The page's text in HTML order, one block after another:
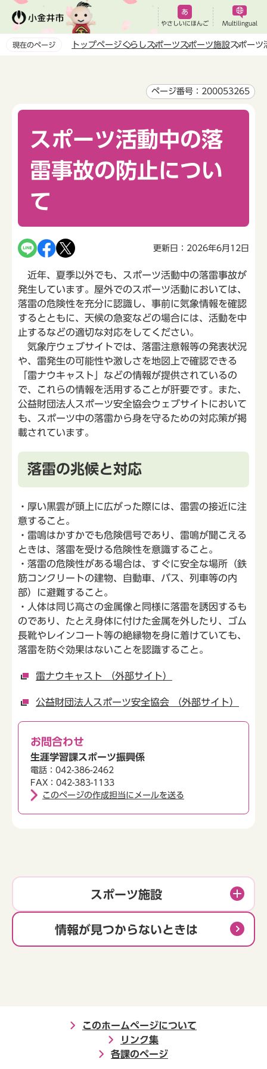
ペ
やさしいにほんご Multilingual
現在のページ トップページくらしスポーツスポーツ施設スポーツ
ページ番号：200053265
スポーツ活動中の落
雷事故の防止につい
て
更新日：2026年6月12日
近年、夏季以外でも、スポーツ活動中の落雷事故が
発生しています。屋外でのスポーツ活動においては、
落雷の危険性を充分に認識し、事前に気象情報を確認
するとともに、天候の急変などの場合には、活動を中
止するなどの適切な対応をしてください。
気象庁ウェブサイトでは、落雷注意報等の発表状況
や、雷発生の可能性や激しさを地図上で確認できる
「雷ナウキャスト」などの情報が提供されているの
で、これらの情報を活用することが肝要です。また、
公益財団法人スポーツ安全協会ウェブサイトにおいて
も、スポーツ中の落雷から身を守るための対応策が掲
載されています。
落雷の兆候と対応
・厚い黒雲が頭上に広がった際には、雷雲の接近に注
意すること。
・雷鳴はかすかでも危険信号であり、雷鳴が聞こえる
ときは、落雷を受ける危険性を意識すること。
・落雷の危険性がある場合は、すぐに安全な場所（鉄
筋コンクリートの建物、自動車、バス、列車等の内
部）に避難すること。
・人体は同じ高さの金属像と同様に落雷を誘因するも
のであり、たとえ身体に付けた金属を外したり、ゴム
長靴やレインコート等の絶縁物を身に着けていても、
落雷を防ぐ効果はないことを認識すること。
雷ナウキャスト （外部サイト）
公益財団法人スポーツ安全協会 （外部サイト）
お問合わせ
生涯学習課スポーツ振興係
電話：042-386-2462
FAX：042-383-1133
このページの作成担当にメールを送る
スポーツ施設
情報が見つからないときは
このホームページについて
リンク集
各課のページ